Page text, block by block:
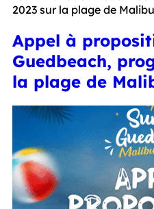
2023 sur la plage de
Appel à
Guedbeach,
la plage de